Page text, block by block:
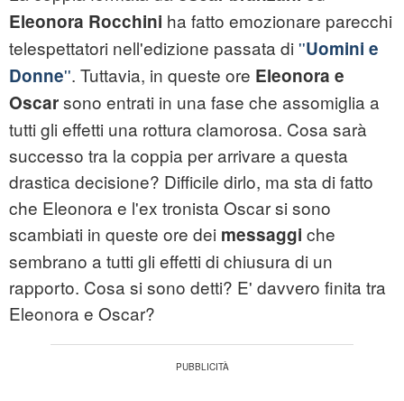
Eleonora Rocchini ha fatto emozionare parecchi
telespettatori nell'edizione passata di ''Uomini e
Donne''. Tuttavia, in queste ore Eleonora e
Oscarsono entrati in una fase che assomiglia a
tutti gli effetti una rottura clamorosa. Cosa sarà
successo tra la coppia per arrivare a questa
drastica decisione? Difficile dirlo, ma sta di fatto
che Eleonora e l'ex tronista Oscar si sono
scambiati in queste ore dei messaggi che
sembrano a tutti gli effetti di chiusura di un
rapporto. Cosa si sono detti? E' davvero finita tra
Eleonora e Oscar?